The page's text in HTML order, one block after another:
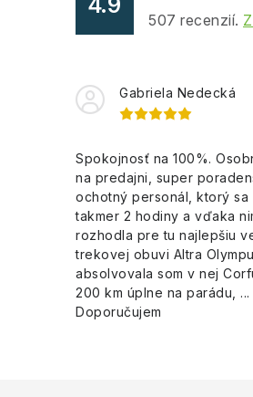
p
r
k
v
ý
p
i
s
u
4.9
507 recenzií.
Gabriela Nedecká
Spokojnosť na 100%.
na predajni, super
ochotný personál, ktorý sa
takmer 2 hodiny a vďaka
rozhodla pre tu najlepšiu
trekovej obuvi Altra
absolvovala som v nej
200 km úplne na parádu, ...
Doporučujem